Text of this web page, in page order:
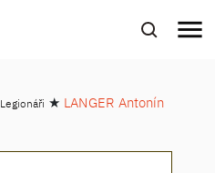
menu
Legionáři ★ LANGER Antonín